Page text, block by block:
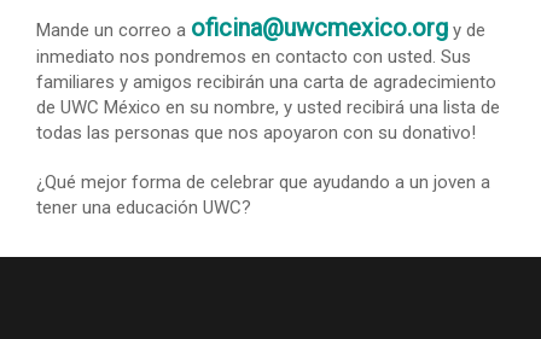
Mande un correo a oficina@uwcmexico.org y de
inmediato nos pondremos en contacto con usted. Sus
familiares y amigos recibirán una carta de agradecimiento
de UWC México en su nombre, y usted recibirá una lista de
todas las personas que nos apoyaron con su donativo!
¿Qué mejor forma de celebrar que ayudando a un joven a
tener una educación UWC?